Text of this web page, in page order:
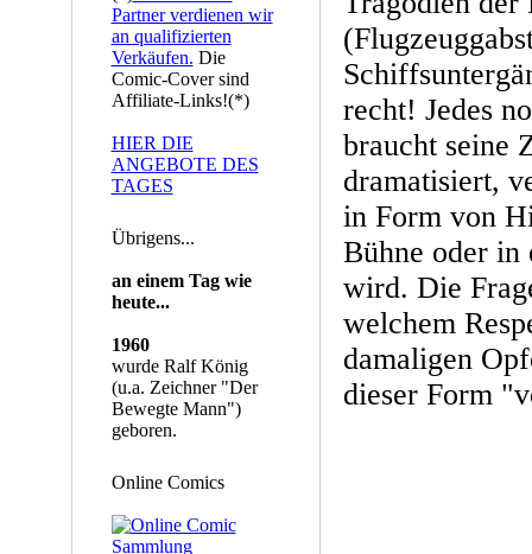
Partner verdienen wir
an qualifizierten
Verkäufen. Die
Comic-Cover sind
Affiliate-Links!(*)
HIER DIE
ANGEBOTE DES
TAGES
Übrigens...
an einem Tag wie
heute...
1960
wurde Ralf König
(u.a. Zeichner "Der
Bewegte Mann")
geboren.
Online Comics
recht! Jedes
braucht seine
dramatisiert,
in Form von
Bühne oder in
wird. Die
welchem
damaligen
dieser Form